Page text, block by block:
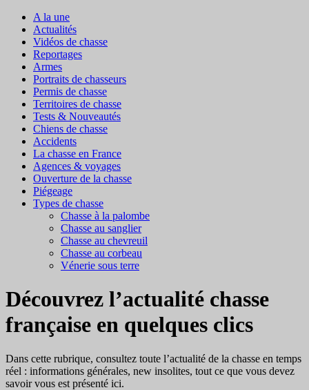
A la une
Actualités
Vidéos de chasse
Reportages
Armes
Portraits de chasseurs
Permis de chasse
Territoires de chasse
Tests & Nouveautés
Chiens de chasse
Accidents
La chasse en France
Agences & voyages
Ouverture de la chasse
Piégeage
Types de chasse
Chasse à la palombe
Chasse au sanglier
Chasse au chevreuil
Chasse au corbeau
Vénerie sous terre
Découvrez l’actualité chasse
française en quelques clics
Dans cette rubrique, consultez toute l’actualité de la chasse en temps
réel : informations générales, new insolites, tout ce que vous devez
savoir vous est présenté ici.